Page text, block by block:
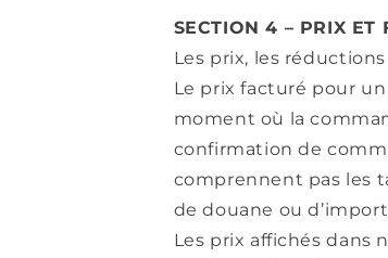
SECTION 4 – PRIX ET
Les prix, les
Le prix facturé pour
moment où la
confirmation de
comprennent pas les
de douane ou
Les prix affichés dans